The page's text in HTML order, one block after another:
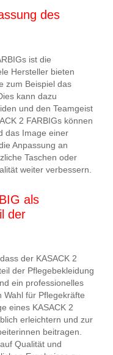
des
ist die
Hersteller bieten
zum Beispiel das
kann dazu
und den Teamgeist
2 FARBIGs können
das Image einer
Anpassung an
Taschen oder
weiter verbessern.
als
der
der KASACK 2
der Pflegebekleidung
ein professionelles
Wahl für Pflegekräfte
eines KASACK 2
erleichtern und zur
beitragen.
Qualität und